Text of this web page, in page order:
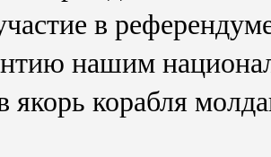
в
нашим
якорь корабля